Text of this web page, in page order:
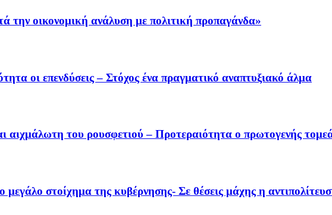
οικονομική ανάλυση με πολιτική προπαγάνδα»
οι επενδύσεις – Στόχος ένα πραγματικό αναπτυξιακό άλμα
αιχμάλωτη του ρουσφετιού – Προτεραιότητα ο πρωτογενής
στοίχημα της κυβέρνησης- Σε θέσεις μάχης η